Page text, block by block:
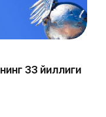
33 йиллиги